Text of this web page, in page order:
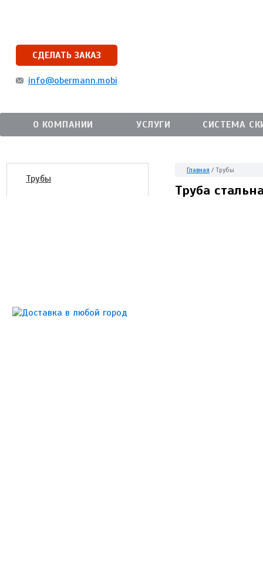
СДЕЛАТЬ ЗАКАЗ
info@obermann.mobi
О КОМПАНИИ УСЛУГИ СИСТЕМА
Трубы
Главная / Трубы
Труба